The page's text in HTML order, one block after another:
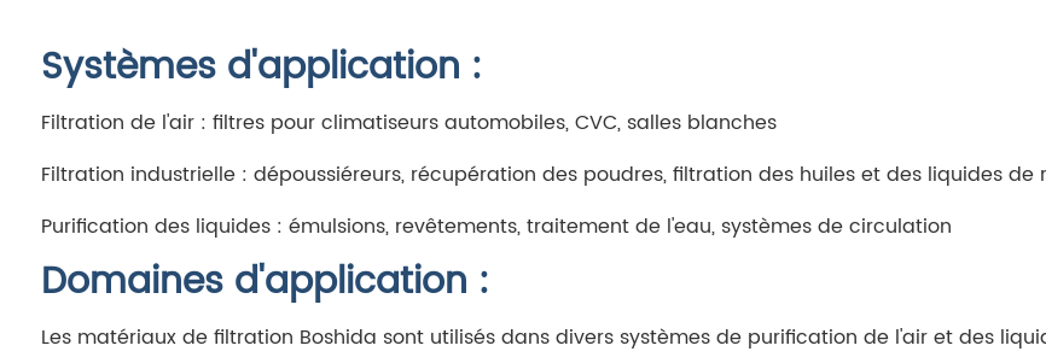
Systèmes d'application :
Filtration de l'air : filtres pour climatiseurs automobiles, CVC, salles blanches
Filtration industrielle : dépoussiéreurs, récupération des poudres, filtration des huiles et des liquides de
Purification des liquides : émulsions, revêtements, traitement de l'eau, systèmes de circulation
Domaines d'application :
Les matériaux de filtration Boshida sont utilisés dans divers systèmes de purification de l'air et des